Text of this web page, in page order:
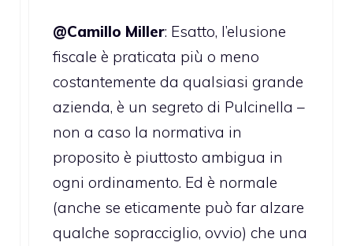
@Camillo Miller: Esatto, l’elusione
fiscale è praticata più o meno
costantemente da qualsiasi grande
azienda, è un segreto di Pulcinella –
non a caso la normativa in
proposito è piuttosto ambigua in
ogni ordinamento. Ed è normale
(anche se eticamente può far alzare
qualche sopracciglio, ovvio) che una